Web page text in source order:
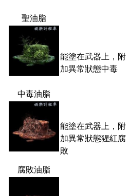
聖油脂
中毒油脂
能塗在武器上，附
加異常狀態中毒
腐敗油脂
能塗在武器上，附
加異常狀態猩紅腐
敗